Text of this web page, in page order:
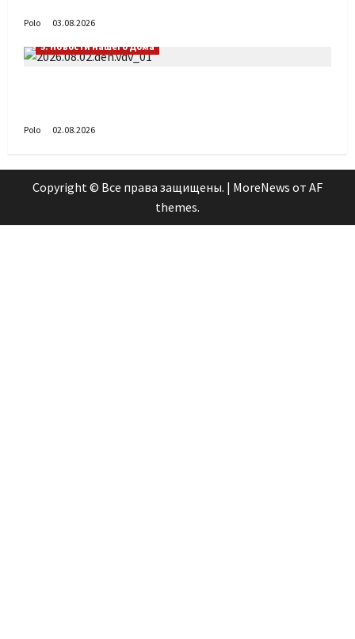
Polo
03.08.2026
5. Новости нашего Дома
Polo 02.08.2026
Copyright © Все права защищены. | MoreNews от AF
themes.